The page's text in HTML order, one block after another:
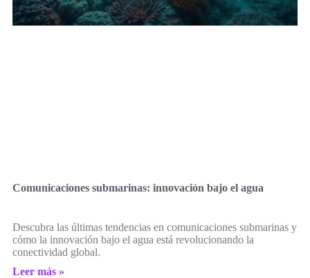
Comunicaciones submarinas: innovación bajo el agua
Descubra las últimas tendencias en comunicaciones submarinas y
cómo la innovación bajo el agua está revolucionando la
conectividad global.
Leer más »